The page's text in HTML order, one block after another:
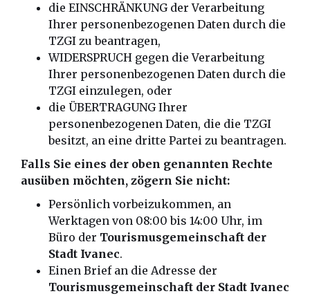
die EINSCHRÄNKUNG der Verarbeitung
Ihrer personenbezogenen Daten durch die
TZGI zu beantragen,
WIDERSPRUCH gegen die Verarbeitung
Ihrer personenbezogenen Daten durch die
TZGI einzulegen, oder
die ÜBERTRAGUNG Ihrer
personenbezogenen Daten, die die TZGI
besitzt, an eine dritte Partei zu beantragen.
Falls Sie eines der oben genannten Rechte
ausüben möchten, zögern Sie nicht:
Persönlich vorbeizukommen, an
Werktagen von 08:00 bis 14:00 Uhr, im
Büro der Tourismusgemeinschaft der
Stadt Ivanec.
Einen Brief an die Adresse der
Tourismusgemeinschaft der Stadt Ivanec